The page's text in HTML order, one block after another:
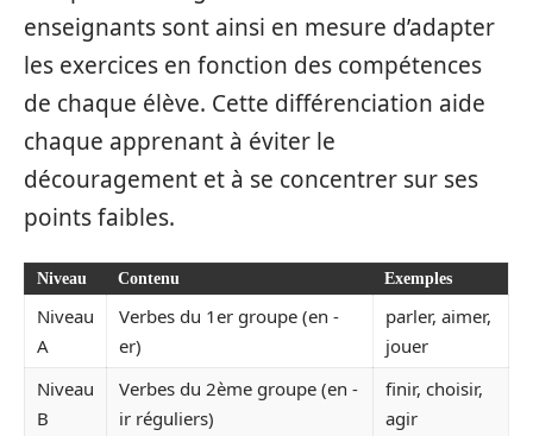
enseignants sont ainsi en mesure d’adapter
les exercices en fonction des compétences
de chaque élève. Cette différenciation aide
chaque apprenant à éviter le
découragement et à se concentrer sur ses
points faibles.
Niveau Contenu Exemples
Niveau
A
Verbes du 1er groupe (en -
er)
parler, aimer,
jouer
Niveau
B
Verbes du 2ème groupe (en -
ir réguliers)
finir, choisir,
agir